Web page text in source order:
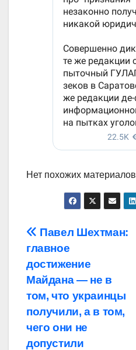
Нет похожих материалов
Навигация
по
записям
Павел Шехтман:
главное
достижение
Майдана — не в
том, что украинцы
получили, а в том,
чего они не
допустили